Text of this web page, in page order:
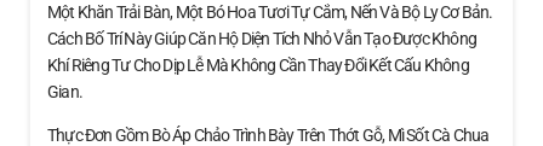
Một Khăn Trải Bàn, Một Bó Hoa Tươi Tự Cắm, Nến Và Bộ Ly Cơ Bản.
Cách Bố Trí Này Giúp Căn Hộ Diện Tích Nhỏ Vẫn Tạo Được Không
Khí Riêng Tư Cho Dịp Lễ Mà Không Cần Thay Đổi Kết Cấu Không
Gian.
Thực Đơn Gồm Bò Áp Chảo Trình Bày Trên Thớt Gỗ, Mì Sốt Cà Chua